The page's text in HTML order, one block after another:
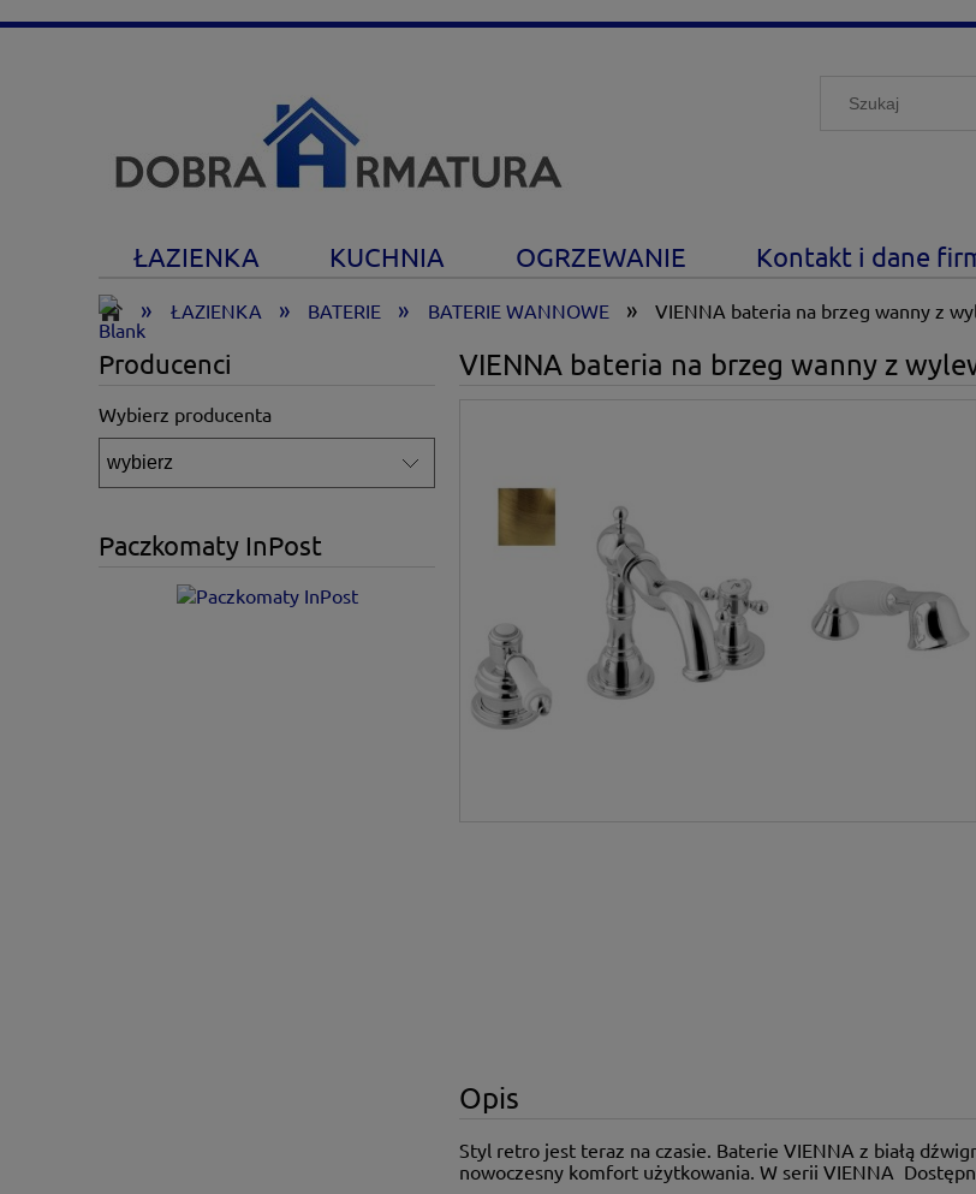
ŁAZIENKA KUCHNIA OGRZEWANIE Kontakt i dane
» ŁAZIENKA » BATERIE » BATERIE WANNOWE » VIENNA bateria na brzeg wanny z
Producenci
Wybierz producenta
Paczkomaty InPost
VIENNA bateria na brzeg wanny z
Opis
Styl retro jest teraz na czasie. Baterie VIENNA z białą
nowoczesny komfort użytkowania. W serii VIENNA